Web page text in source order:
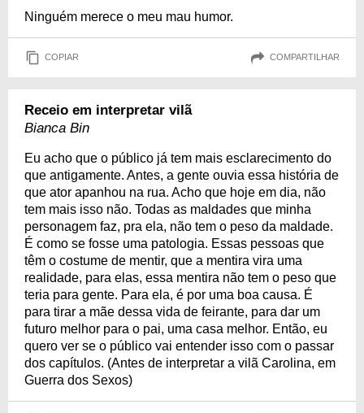
Ninguém merece o meu mau humor.
COPIAR COMPARTILHAR
Receio em interpretar vilã
Bianca Bin
Eu acho que o público já tem mais esclarecimento do
que antigamente. Antes, a gente ouvia essa história de
que ator apanhou na rua. Acho que hoje em dia, não
tem mais isso não. Todas as maldades que minha
personagem faz, pra ela, não tem o peso da maldade.
É como se fosse uma patologia. Essas pessoas que
têm o costume de mentir, que a mentira vira uma
realidade, para elas, essa mentira não tem o peso que
teria para gente. Para ela, é por uma boa causa. É
para tirar a mãe dessa vida de feirante, para dar um
futuro melhor para o pai, uma casa melhor. Então, eu
quero ver se o público vai entender isso com o passar
dos capítulos. (Antes de interpretar a vilã Carolina, em
Guerra dos Sexos)